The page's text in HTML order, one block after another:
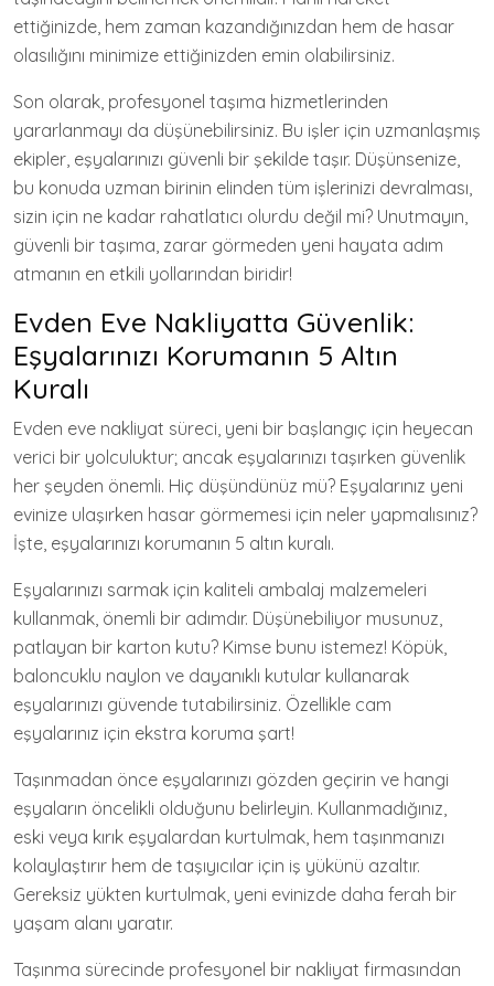
ettiğinizde, hem zaman kazandığınızdan hem de hasar
olasılığını minimize ettiğinizden emin olabilirsiniz.
Son olarak, profesyonel taşıma hizmetlerinden
yararlanmayı da düşünebilirsiniz. Bu işler için uzmanlaşmış
ekipler, eşyalarınızı güvenli bir şekilde taşır. Düşünsenize,
bu konuda uzman birinin elinden tüm işlerinizi devralması,
sizin için ne kadar rahatlatıcı olurdu değil mi? Unutmayın,
güvenli bir taşıma, zarar görmeden yeni hayata adım
atmanın en etkili yollarından biridir!
Evden Eve Nakliyatta Güvenlik:
Eşyalarınızı Korumanın 5 Altın
Kuralı
Evden eve nakliyat süreci, yeni bir başlangıç için heyecan
verici bir yolculuktur; ancak eşyalarınızı taşırken güvenlik
her şeyden önemli. Hiç düşündünüz mü? Eşyalarınız yeni
evinize ulaşırken hasar görmemesi için neler yapmalısınız?
İşte, eşyalarınızı korumanın 5 altın kuralı.
Eşyalarınızı sarmak için kaliteli ambalaj malzemeleri
kullanmak, önemli bir adımdır. Düşünebiliyor musunuz,
patlayan bir karton kutu? Kimse bunu istemez! Köpük,
baloncuklu naylon ve dayanıklı kutular kullanarak
eşyalarınızı güvende tutabilirsiniz. Özellikle cam
eşyalarınız için ekstra koruma şart!
Taşınmadan önce eşyalarınızı gözden geçirin ve hangi
eşyaların öncelikli olduğunu belirleyin. Kullanmadığınız,
eski veya kırık eşyalardan kurtulmak, hem taşınmanızı
kolaylaştırır hem de taşıyıcılar için iş yükünü azaltır.
Gereksiz yükten kurtulmak, yeni evinizde daha ferah bir
yaşam alanı yaratır.
Taşınma sürecinde profesyonel bir nakliyat firmasından